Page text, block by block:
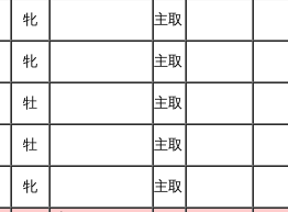
牝 主取
牝 主取
牡 主取
牡 主取
牝 主取